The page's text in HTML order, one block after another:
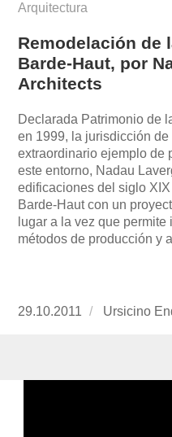
Arquitectura
Remodelación de
Barde-Haut, por
Architects
Declarada Patrimonio de
en 1999, la jurisdicción
extraordinario ejemplo de
este entorno, Nadau
edificaciones del siglo
Barde-Haut con un
lugar a la vez que
métodos de producción y
Publicado
29.10.2011
https://
Ursicino